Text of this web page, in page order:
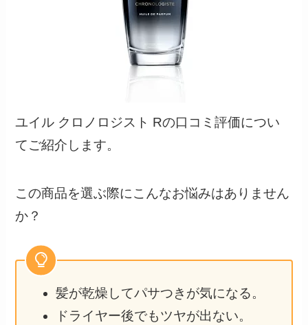
ユイル クロノロジスト Rの口コミ評価につい
てご紹介します。
この商品を選ぶ際にこんなお悩みはありません
か？
髪が乾燥してパサつきが気になる。
ドライヤー後でもツヤが出ない。